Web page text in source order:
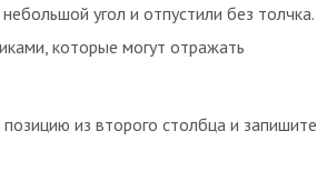
угол и отпустили без толчка.
которые могут отражать
из второго столбца и запишите